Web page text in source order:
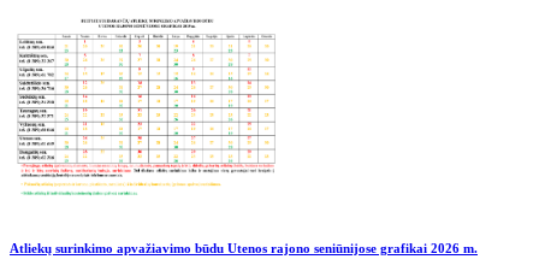
Atliekų surinkimo apvažiavimo būdu Utenos rajono seniūnijose grafikai 2026 m.